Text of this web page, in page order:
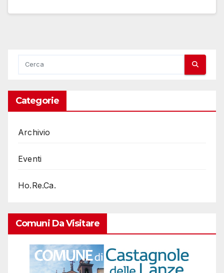
Categorie
Archivio
Eventi
Ho.Re.Ca.
Comuni Da Visitare